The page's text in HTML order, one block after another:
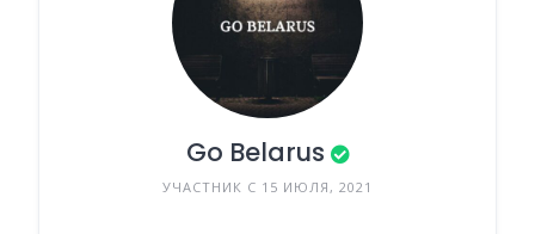
Go Belarus
УЧАСТНИК С 15 ИЮЛЯ, 2021